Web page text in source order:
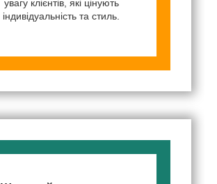
увагу клієнтів, які цінують
індивідуальність та стиль.